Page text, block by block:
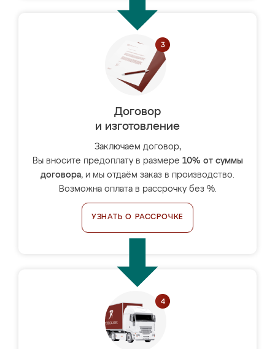
Договор
и изготовление
Заключаем договор,
Вы вносите предоплату в размере 10% от суммы
договора, и мы отдаём заказ в производство.
Возможна оплата в рассрочку без %.
УЗНАТЬ О РАССРОЧКЕ